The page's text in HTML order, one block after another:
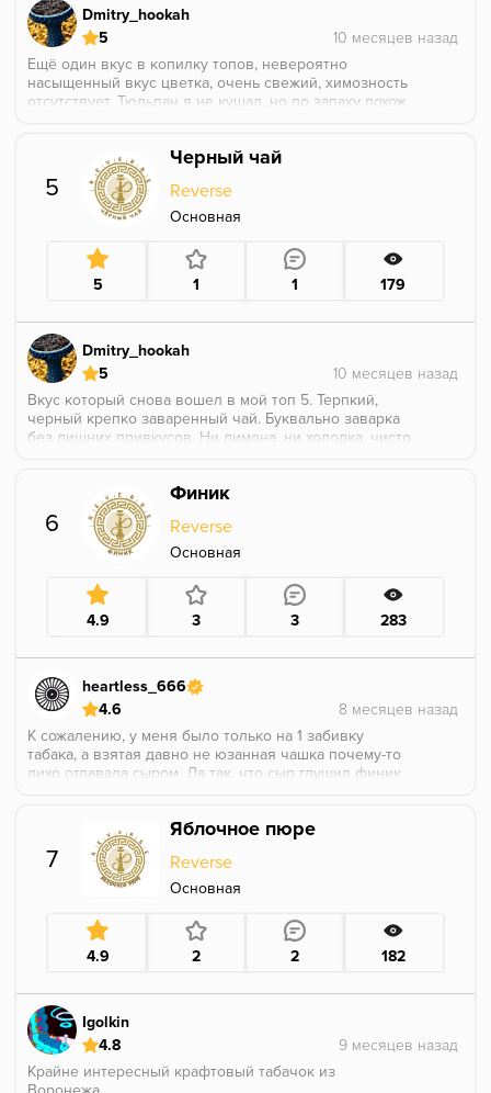
Dmitry_hookah
5
Ещё один вкус в копилку топов, невероятно
насыщенный вкус цветка, очень свежий, химозность
отсутствует. Тюльпан я не кушал, но по запаху похож
курил в соло. Комфортный покур 3х25 ребро/
пирамидка. Как цветочный инструмент в работе
хорош.
5
Черный чай
Reverse
Основная
5 1 1 179
Dmitry_hookah
5
Вкус который снова вошел в мой топ 5. Терпкий,
черный крепко заваренный чай. Буквально заварка
без лишних привкусов. Ни лимона, ни холодка, чисто
Раскрывается лучше при классической чашке и
стабильном жаре 3 ребро, в небольшое касание.
Рекомендую каждому.
6
Финик
Reverse
Основная
4.9 3 3 283
heartless_666
4.6
К сожалению, у меня было только на 1 забивку
табака, а взятая давно не юзанная чашка почему-то
лихо отдавала сыром. Да так, что сыр глушил финик.
конкретно - недорогой мягкий).
7
Яблочное пюре
Reverse
Основная
4.9 2 2 182
Igolkin
4.8
Крайне интересный крафтовый табачок из